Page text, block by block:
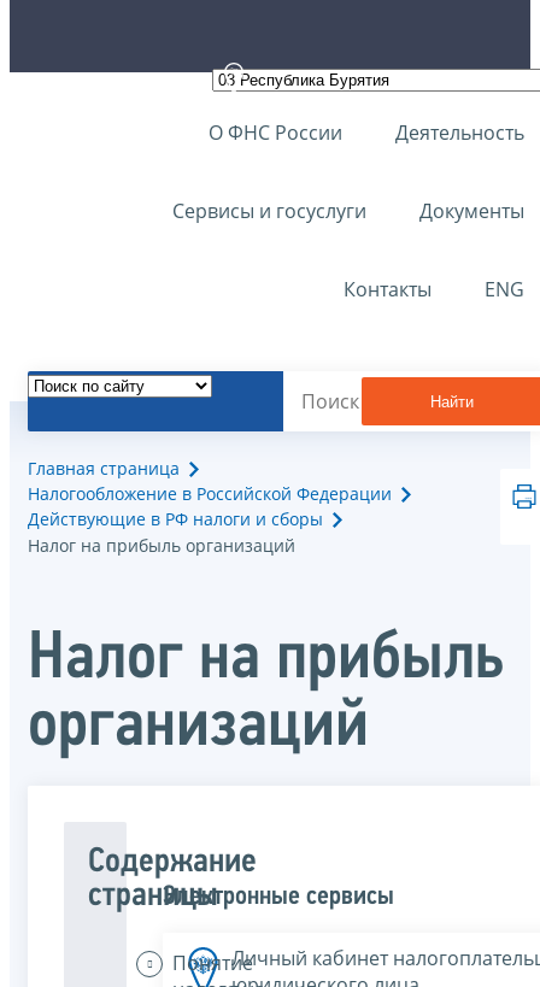
О ФНС России Деятельность
Сервисы и госуслуги Документы
Контакты ENG
Найти
Главная страница
Налогообложение в Российской Федерации
Действующие в РФ налоги и сборы
Налог на прибыль организаций
Налог на прибыль
организаций
Содержание
страницы
Понятие
Электронные сервисы
Личный кабинет